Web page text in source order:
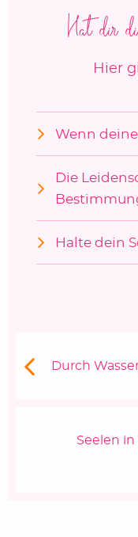
Hat dir
Hier
Wenn
Die
Halte dein
Vorheriger
Durch
Nächster
Seelen